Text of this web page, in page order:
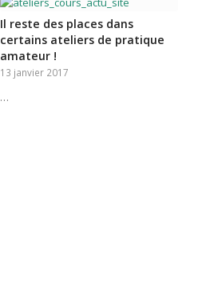
Il reste des places dans
certains ateliers de pratique
amateur !
13 janvier 2017
…